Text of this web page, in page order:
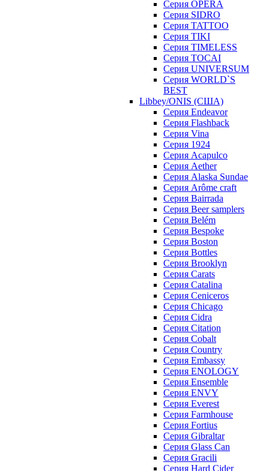
Серия OPERA
Серия SIDRO
Серия TATTOO
Серия TIKI
Серия TIMELESS
Серия TOCAI
Серия UNIVERSUM
Серия WORLD`S
BEST
Libbey/ONIS (США)
Cерия Endeavor
Cерия Flashback
Cерия Vina
Серия 1924
Серия Acapulco
Серия Aether
Серия Alaska Sundae
Серия Arôme craft
Серия Bairrada
Серия Beer samplers
Серия Belém
Серия Bespoke
Серия Boston
Серия Bottles
Серия Brooklyn
Серия Carats
Серия Catalina
Серия Ceniceros
Серия Chicago
Серия Cidra
Серия Citation
Серия Cobalt
Серия Country
Серия Embassy
Серия ENOLOGY
Серия Ensemble
Серия ENVY
Серия Everest
Серия Farmhouse
Серия Fortius
Серия Gibraltar
Серия Glass Can
Серия Gracili
Серия Hard Cider